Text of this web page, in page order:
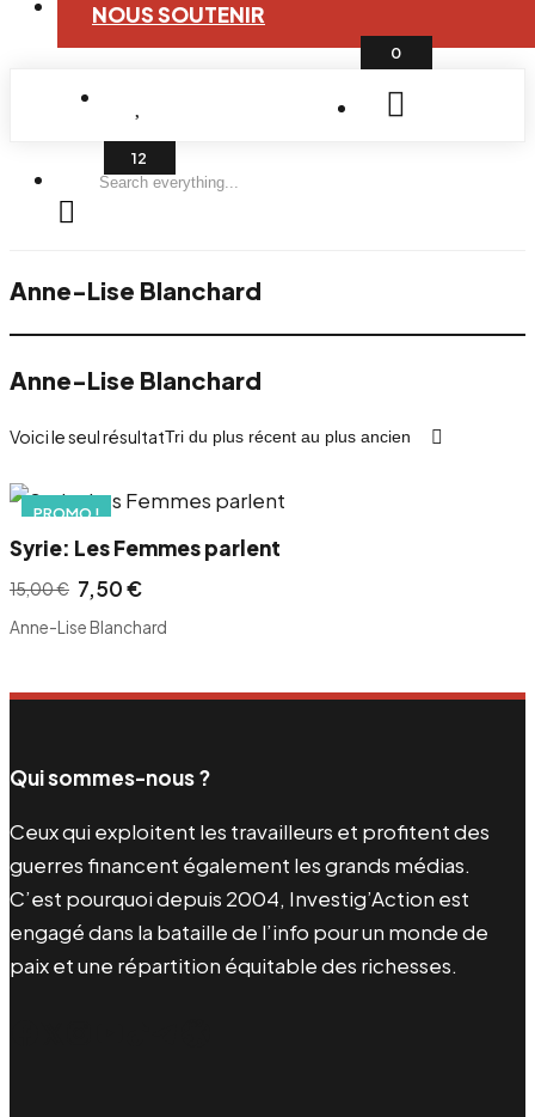
NOUS SOUTENIR
0
Search
Anne-Lise Blanchard
Anne-Lise Blanchard
Voici le seul résultat
PROMO !
Syrie: Les Femmes parlent
15,00€
Le
prix
était :
7,50€
Le
prix
est :
Anne-Lise Blanchard
Qui sommes-nous ?
Ceux qui exploitent les travailleurs et profitent des
guerres financent également les grands médias.
C’est pourquoi depuis 2004, Investig’Action est
engagé dans la bataille de l’info pour un monde de
paix et une répartition équitable des richesses.